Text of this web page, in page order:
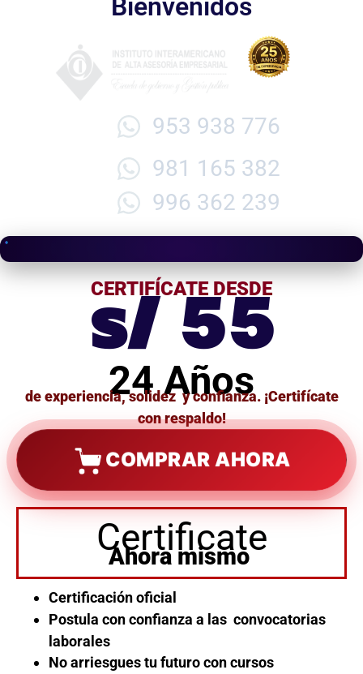
Bienvenidos
953 938 776
981 165 382
996 362 239
CERTIFÍCATE DESDE
s/ 55
24 Años
de experiencia, solidez y confianza. ¡Certifícate
con respaldo!
COMPRAR AHORA
Certificate
Ahora mismo
Certificación oficial
Postula con confianza a las convocatorias
laborales
No arriesgues tu futuro con cursos